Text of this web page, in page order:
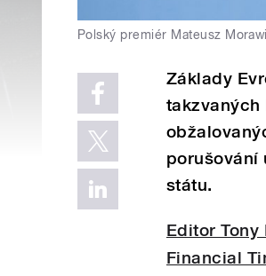
Polský premiér Mateusz
Základy
takzvaných
porušování
státu.
Editor
Financial